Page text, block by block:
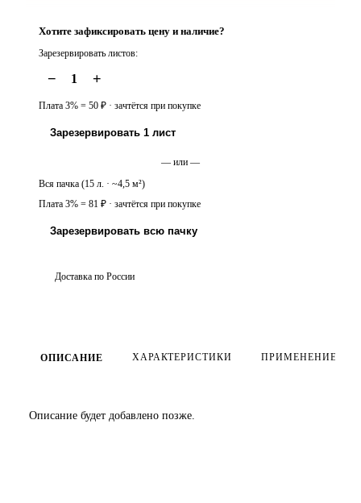
Хотите зафиксировать цену и наличие?
Зарезервировать листов:
− 1 +
Плата 3% = 50 ₽ · зачтётся при покупке
Зарезервировать 1 лист
— или —
Вся пачка (15 л. · ~4,5 м²)
Плата 3% = 81 ₽ · зачтётся при покупке
Зарезервировать всю пачку
Доставка по России
ОПИСАНИЕ ХАРАКТЕРИСТИКИ ПРИМЕНЕНИЕ
Описание будет добавлено позже.